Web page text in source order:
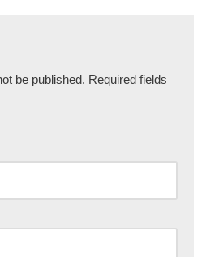
be published. Required fields